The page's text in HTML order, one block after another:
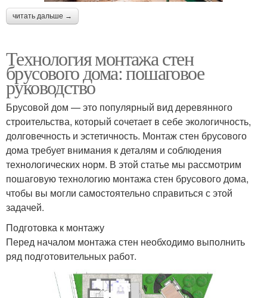
читать дальше →
Технология монтажа стен
брусового дома: пошаговое
руководство
Брусовой дом — это популярный вид деревянного
строительства, который сочетает в себе экологичность,
долговечность и эстетичность. Монтаж стен брусового
дома требует внимания к деталям и соблюдения
технологических норм. В этой статье мы рассмотрим
пошаговую технологию монтажа стен брусового дома,
чтобы вы могли самостоятельно справиться с этой
задачей.
Подготовка к монтажу
Перед началом монтажа стен необходимо выполнить
ряд подготовительных работ.